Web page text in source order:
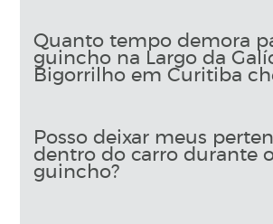
Quanto tempo demora
guincho na Largo da
Bigorrilho em Curitiba
Posso deixar meus
dentro do carro durante
guincho?